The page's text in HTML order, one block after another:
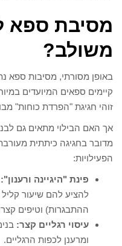
מסיבת ספא
משולב?
באופן מסורתי, מסיבות ספא
קיימים ספאים המיועדים
זוהי חגיגת "הפרדת כוחות"
אך האם הבילוי מתאים גם
מדובר בחגיגה כיתתית
הפעילויות:
פינת "היגיינה ורענון":
להציע להם שיעור קליל
ההתבגרות) וטיפים
עיסוי רגליים קצר:
ומרענן לכפות הרגליים.